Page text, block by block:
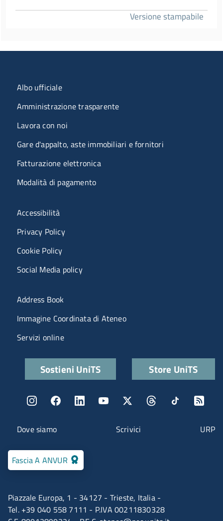
Versione stampabile
Piazzale Europa, 1 - 34127 - Trieste, Italia -
Tel. +39 040 558 7111 - P.IVA 00211830328
Fascia A ANVUR
Menu contatti
Dove siamo Scrivici URP
Menu organizzazione
Albo ufficiale
Amministrazione trasparente
Lavora con noi
Gare d'appalto, aste immobiliari e fornitori
Fatturazione elettronica
Modalità di pagamento
Menù riferimenti
Accessibilità
Privacy Policy
Cookie Policy
Social Media policy
Menu portale
Address Book
Immagine Coordinata di Ateneo
Servizi online
Quick linksSostieni UniTS Store UniTS
Menu social